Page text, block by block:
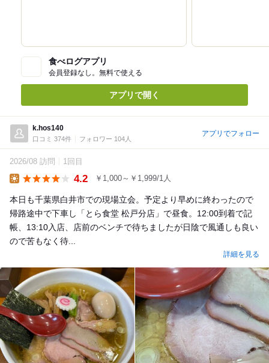
食べログアプリ
会員登録なし。無料で使える
アプリで開く
k.hos140
口コミ 374件 フォロワー 104人
アプリでフォロー
2026/08 訪問 1回目
4.2 ￥1,000～￥1,999/1人
本日も千葉県白井市での現場立会。予定より早めに終わったので
帰路途中で下車し「とら食堂 松戸分店」で昼食。12:00到着で記
帳、13:10入店、店前のベンチで待ちましたが日陰で風通しも良い
ので苦もなく待...
詳細を見る